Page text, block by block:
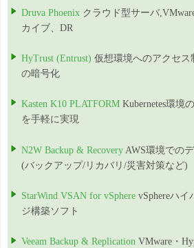
Druva Phoenix クラウド型サーバ
カイブ、DR
HyTrust (Entrust) 仮想環境へのアクセ
の暗号化
Kasten K10 PLATFORM Kubernetes環境
を手軽に実現
N2W Backup & Recovery AWS環境での
(バックアップ/リカバリ/災害対策など)
StarWind VSAN for vSphere vSphereハ
ジ構築ソフト
Veeam Backup & Replication VMware・